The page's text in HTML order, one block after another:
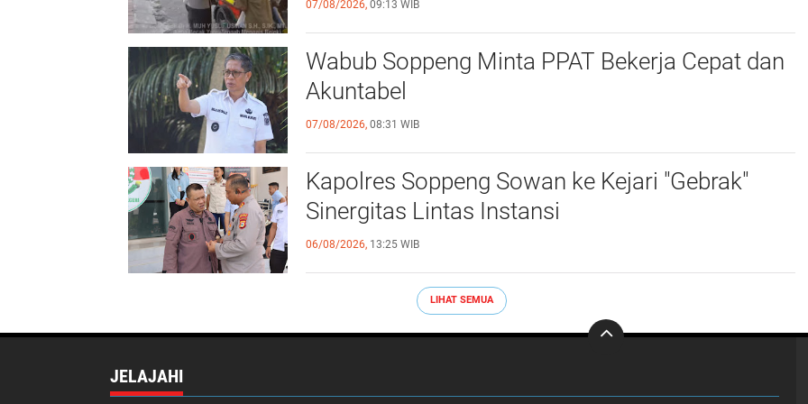
07/08/2026, 09:13 WIB
Wabub Soppeng Minta PPAT Bekerja Cepat dan
Akuntabel ‎
07/08/2026, 08:31 WIB
Kapolres Soppeng Sowan ke Kejari "Gebrak"
Sinergitas Lintas Instansi ‎
06/08/2026, 13:25 WIB
LIHAT SEMUA
JELAJAHI